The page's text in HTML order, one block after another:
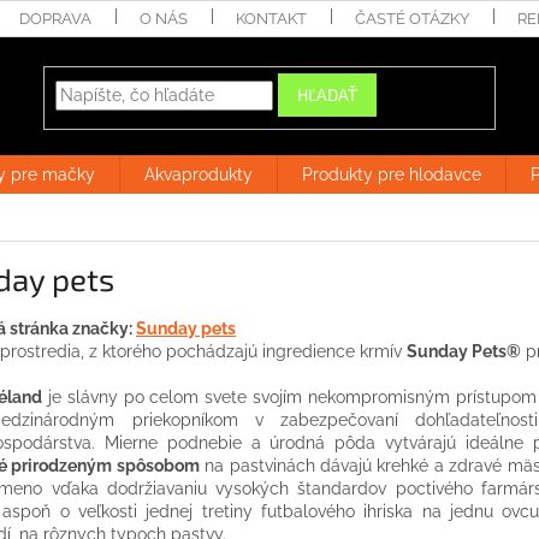
DOPRAVA O NÁS KONTAKT ČASTÉ OTÁZKY
HĽADAŤ
pre mačky Akvaprodukty Produkty pre hlodavce
pets
stránka značky:Sunday pets
z ktorého pochádzajú ingredience krmív Sunday Pets®
je slávny po celom svete svojím nekompromisným prístupom
priekopníkom v zabezpečovaní
Mierne podnebie a úrodná pôda vytvárajú ideálne
prirodzeným spôsobomna pastvinách dávajú krehké a zdravé
vďaka dodržiavaniu vysokých štandardov poctivého
o veľkosti jednej tretiny futbalového ihriska na jednu
na rôznych typoch pastvy.